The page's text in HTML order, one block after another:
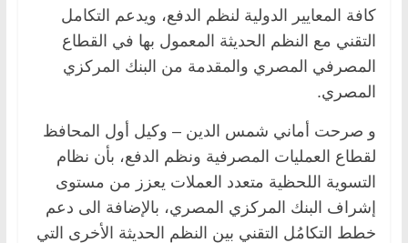
كافة المعايير الدولية لنظم الدفع، ويدعم التكامل
التقني مع النظم الحديثة المعمول بها في القطاع
المصرفي المصري والمقدمة من البنك المركزي
المصري.
و صرحت أماني شمس الدين – وكيل أول المحافظ
لقطاع العمليات المصرفية ونظم الدفع، بأن نظام
التسوية اللحظية متعدد العملات يعزز من مستوى
إشراف البنك المركزي المصري، بالإضافة الى دعم
خطط التكامُل التقني بين النظم الحديثة الأخرى التي